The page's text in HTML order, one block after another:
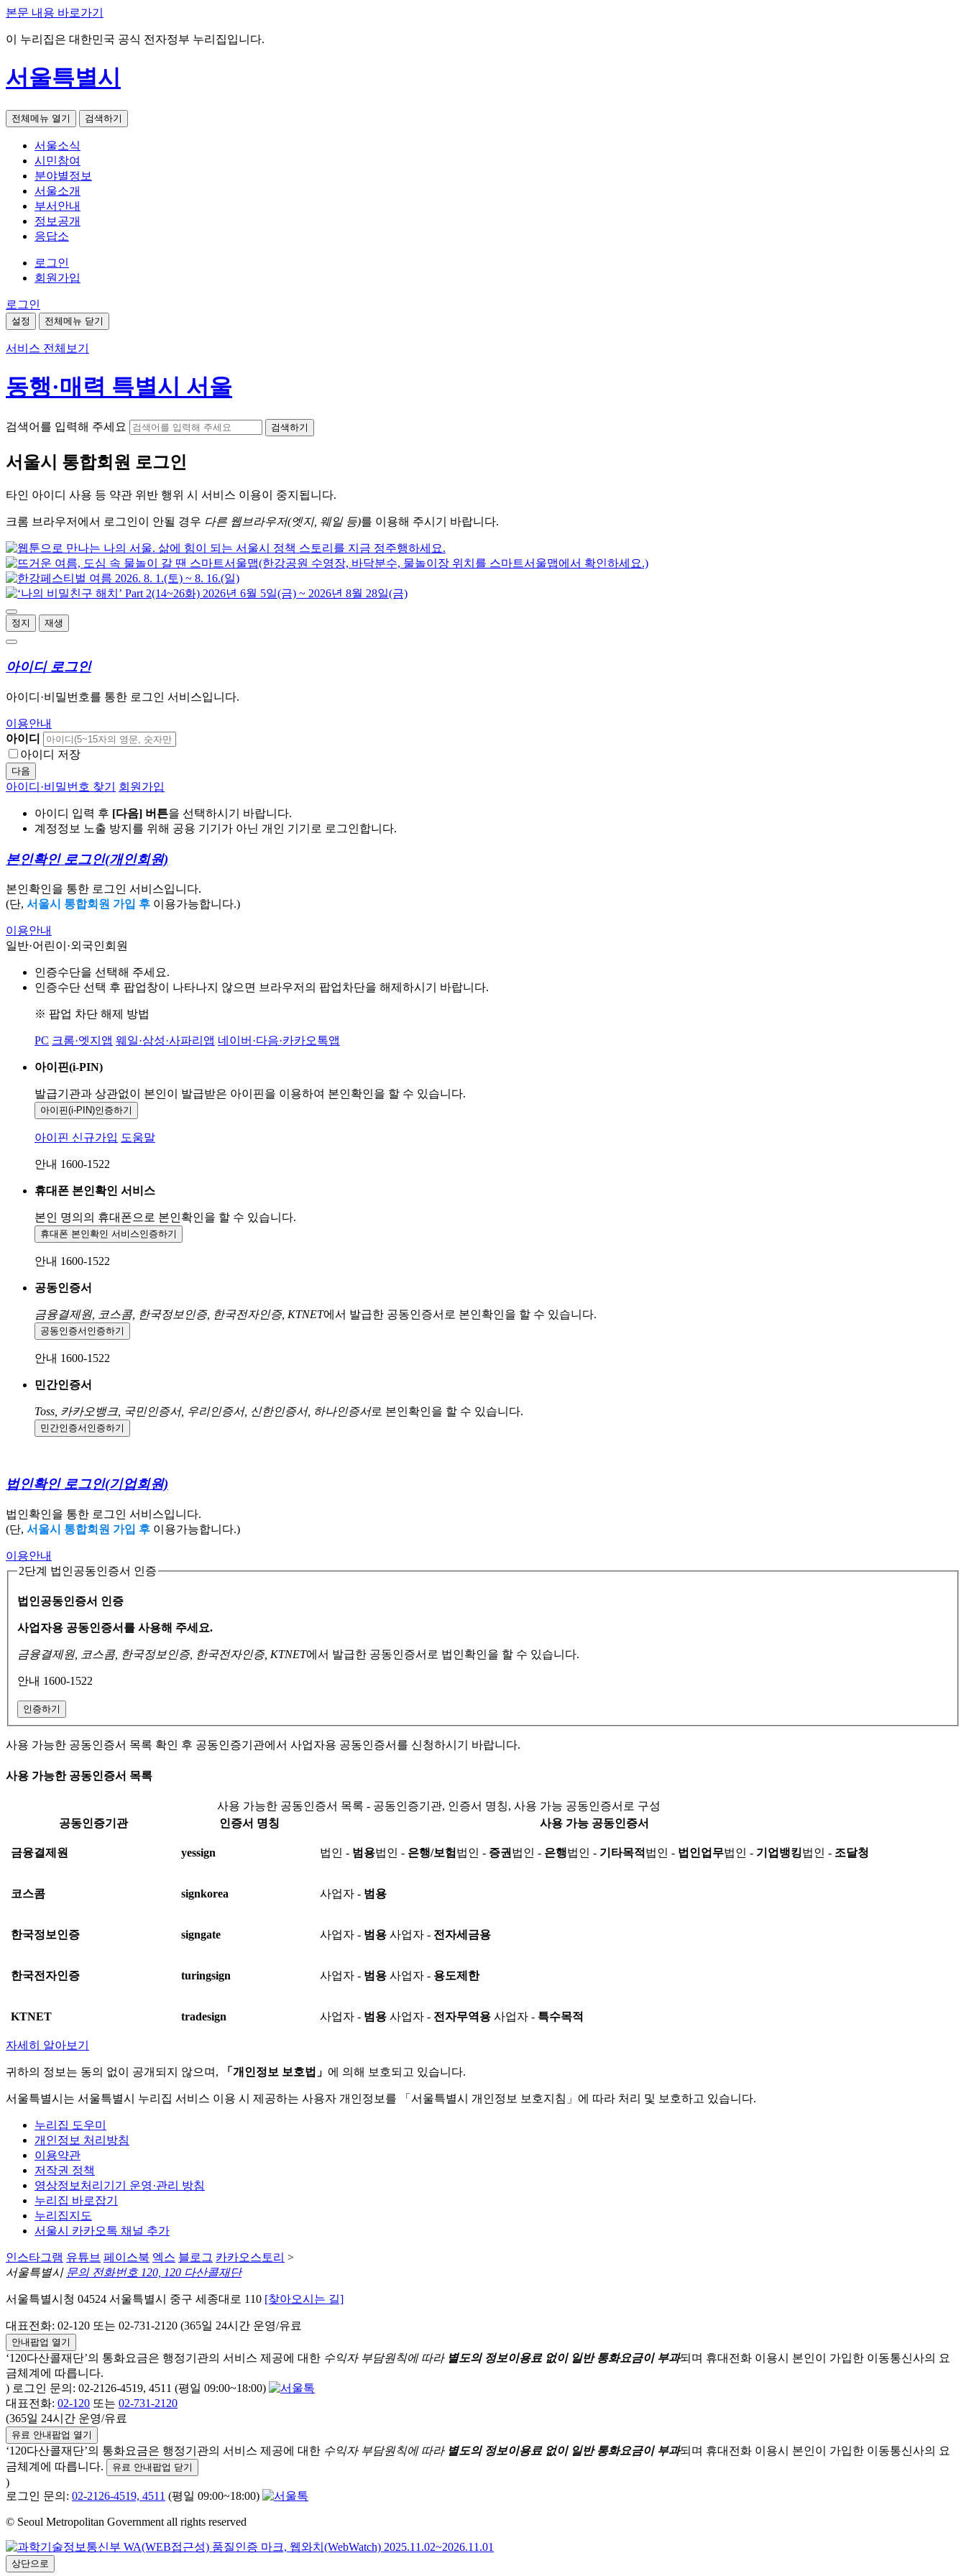
본문 내용 바로가기
이 누리집은 대한민국 공식 전자정부 누리집입니다.
서울특별시
전체메뉴 열기 검색하기
서울소식
시민참여
분야별정보
서울소개
부서안내
정보공개
응답소
로그인
회원가입
로그인
설정 전체메뉴 닫기
서비스 전체보기
동행·매력 특별시 서울
검색어를 입력해 주세요 검색하기
서울시 통합회원 로그인
타인 아이디 사용 등 약관 위반 행위 시 서비스 이용이 중지됩니다.
크롬 브라우저에서 로그인이 안될 경우 다른 웹브라우저(엣지, 웨일 등)를 이용해 주시기 바랍니다.
정지 재생
아이디 로그인
아이디·비밀번호를 통한 로그인 서비스입니다.
이용안내
아이디
아이디 저장
다음
아이디·비밀번호 찾기 회원가입
아이디 입력 후 [다음] 버튼을 선택하시기 바랍니다.
계정정보 노출 방지를 위해 공용 기기가 아닌 개인 기기로 로그인합니다.
본인확인 로그인(개인회원)
본인확인을 통한 로그인 서비스입니다.
(단, 서울시 통합회원 가입 후 이용가능합니다.)
이용안내
일반·어린이·외국인회원
인증수단을 선택해 주세요.
인증수단 선택 후 팝업창이 나타나지 않으면 브라우저의 팝업차단을 해제하시기 바랍니다.
※ 팝업 차단 해제 방법
PC 크롬·엣지앱 웨일·삼성·사파리앱 네이버·다음·카카오톡앱
아이핀(i-PIN)
발급기관과 상관없이 본인이 발급받은 아이핀을 이용하여 본인확인을 할 수 있습니다.
아이핀(i-PIN)인증하기
아이핀 신규가입 도움말
안내 1600-1522
휴대폰 본인확인 서비스
본인 명의의 휴대폰으로 본인확인을 할 수 있습니다.
휴대폰 본인확인 서비스인증하기
안내 1600-1522
공동인증서
금융결제원, 코스콤, 한국정보인증, 한국전자인증, KTNET에서 발급한 공동인증서로 본인확인을 할 수 있습니다.
공동인증서 인증하기
안내 1600-1522
민간인증서
Toss, 카카오뱅크, 국민인증서, 우리인증서, 신한인증서, 하나인증서로 본인확인을 할 수 있습니다.
민간인증서 인증하기
법인확인 로그인(기업회원)
법인확인을 통한 로그인 서비스입니다.
(단, 서울시 통합회원 가입 후 이용가능합니다.)
이용안내
2단계 법인공동인증서 인증
법인공동인증서 인증
사업자용 공동인증서를 사용해 주세요.
금융결제원, 코스콤, 한국정보인증, 한국전자인증, KTNET에서 발급한 공동인증서로 법인확인을 할 수 있습니다.
안내 1600-1522
인증하기
사용 가능한 공동인증서 목록 확인 후 공동인증기관에서 사업자용 공동인증서를 신청하시기 바랍니다.
사용 가능한 공동인증서 목록
사용 가능한 공동인증서 목록 - 공동인증기관, 인증서 명칭, 사용 가능 공동인증서로 구성
공동인증기관
인증서 명칭 사용 가능 공동인증서
금융결제원 yessign 법인 - 범용법인 - 은행/보험 법인 - 증권 법인 - 은행법인 - 기타목적 법인 - 법인업무법인 - 기업뱅킹법인 - 조달청
코스콤 signkorea 사업자 - 범용
한국정보인증 signgate 사업자 - 범용 사업자 - 전자세금용
한국전자인증 turingsign 사업자 - 범용 사업자 - 용도제한
KTNET tradesign 사업자 - 범용 사업자 - 전자무역용 사업자 - 특수목적
자세히 알아보기
귀하의 정보는 동의 없이 공개되지 않으며, 「개인정보 보호법」 에 의해 보호되고 있습니다.
서울특별시는 서울특별시 누리집 서비스 이용 시 제공하는 사용자 개인정보를 「서울특별시 개인정보 보호지침」에 따라 처리 및 보호하고 있습니다.
누리집 도우미
개인정보 처리방침
이용약관
저작권 정책
영상정보처리기기 운영·관리 방침
누리집 바로잡기
누리집지도
서울시 카카오톡 채널 추가
인스타그램 유튜브 페이스북 엑스 블로그 카카오스토리 >
서울특별시 문의 전화번호 120, 120 다산콜재단
서울특별시청 04524 서울특별시 중구 세종대로 110 [찾아오시는 길]
대표전화: 02-120 또는 02-731-2120 (365일 24시간 운영/유료
안내팝업 열기
‘120다산콜재단’의 통화요금은 행정기관의 서비스 제공에 대한 수익자 부담원칙에 따라 별도의 정보이용료 없이 일반 통화요금이 부과되며 휴대전화 이용시 본인이 가입한 이동통신사의 요
금체계에 따릅니다.
) 로그인 문의: 02-2126-4519, 4511 (평일 09:00~18:00)
대표전화: 02-120 또는 02-731-2120
(365일 24시간 운영/유료
유료 안내팝업 열기
‘120다산콜재단’의 통화요금은 행정기관의 서비스 제공에 대한 수익자 부담원칙에 따라 별도의 정보이용료 없이 일반 통화요금이 부과되며 휴대전화 이용시 본인이 가입한 이동통신사의 요
금체계에 따릅니다.
유료 안내팝업 닫기
)
로그인 문의: 02-2126-4519, 4511 (평일 09:00~18:00)
© Seoul Metropolitan Government all rights reserved
상단으로